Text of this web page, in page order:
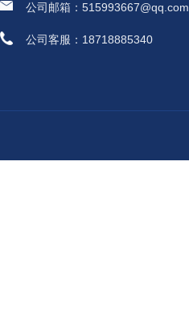
公司邮箱：515993667@qq.com
公司客服：18718885340